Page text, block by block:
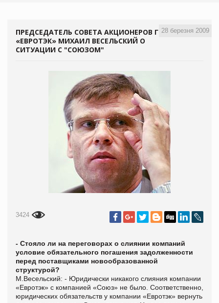
28 березня 2009
ПРЕДСЕДАТЕЛЬ СОВЕТА АКЦИОНЕРОВ ГК
«ЕВРОТЭК» МИХАИЛ ВЕСЕЛЬСКИЙ О
СИТУАЦИИ С "СОЮЗОМ"
3424
- Стояло ли на переговорах о слиянии компаний
условие обязательного погашения задолженности
перед поставщиками новообразованной
структурой?
М.Весельский: - Юридически никакого слияния компании
«Евротэк» с компанией «Союз» не было. Соответственно,
юридических обязательств у компании «Евротэк» вернуть